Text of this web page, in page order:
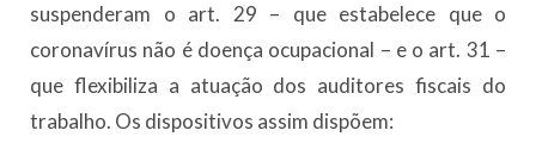
suspenderam o art. 29 – que estabelece que o
coronavírus não é doença ocupacional – e o art. 31 –
que flexibiliza a atuação dos auditores fiscais do
trabalho. Os dispositivos assim dispõem: